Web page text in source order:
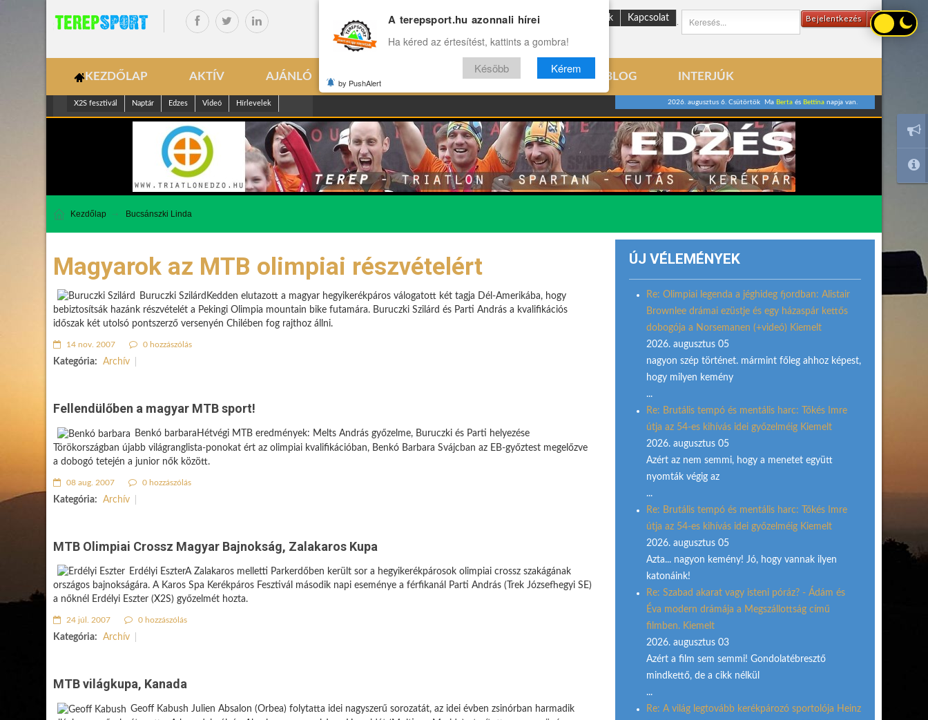
Bejelentkezés
ENG Reviews Archívum Rólunk Kapcsolat
KEZDŐLAP AKTÍV AJÁNLÓ ÉLETMÓD VILÁG BLOG INTERJÚK
X2S fesztivál Naptár Edzes Videó Hírlevelek 2026. augusztus 6. Csütörtök Ma Bertaés Bettinanapja van.
Kezdőlap Bucsánszki Linda
Magyarok az MTB olimpiai részvételért
Buruczki SzilárdKedden elutazott a magyar hegyikerékpáros válogatott két tagja Dél-Amerikába, hogy
bebiztosítsák hazánk részvételét a Pekingi Olimpia mountain bike futamára. Buruczki Szilárd és Parti András a kvalifikációs
időszak két utolsó pontszerző versenyén Chilében fog rajthoz állni.
14 nov. 2007 0 hozzászólás
Kategória: Archív
Fellendülőben a magyar MTB sport!
Benkó barbaraHétvégi MTB eredmények: Melts András győzelme, Buruczki és Parti helyezése
Törökországban újabb világranglista-ponokat ért az olimpiai kvalifikációban, Benkó Barbara Svájcban az EB-győztest megelőzve
a dobogó tetején a junior nők között.
08 aug. 2007 0 hozzászólás
Kategória: Archív
MTB Olimpiai Crossz Magyar Bajnokság, Zalakaros Kupa
Erdélyi EszterA Zalakaros melletti Parkerdőben került sor a hegyikerékpárosok olimpiai crossz szakágának
országos bajnokságára. A Karos Spa Kerékpáros Fesztivál második napi eseménye a férfikanál Parti András (Trek Józsefhegyi SE)
a nőknél Erdélyi Eszter (X2S) győzelmét hozta.
24 júl. 2007 0 hozzászólás
Kategória: Archív
MTB világkupa, Kanada
Geoff Kabush Julien Absalon (Orbea) folytatta idei nagyszerű sorozatát, az idei évben zsinórban harmadik
ÚJ VÉLEMÉNYEK
Re: Olimpiai legenda a jéghideg fjordban: Alistair
Brownlee drámai ezüstje és egy házaspár kettős
dobogója a Norsemanen (+videó) Kiemelt
2026. augusztus 05
nagyon szép történet. mármint főleg ahhoz képest,
hogy milyen kemény
...
Re: Brutális tempó és mentális harc: Tőkés Imre
útja az 54-es kihívás idei győzelméig Kiemelt
2026. augusztus 05
Azért az nem semmi, hogy a menetet együtt
nyomták végig az
...
Re: Brutális tempó és mentális harc: Tőkés Imre
útja az 54-es kihívás idei győzelméig Kiemelt
2026. augusztus 05
Azta... nagyon kemény! Jó, hogy vannak ilyen
katonáink!
Re: Szabad akarat vagy isteni póráz? - Ádám és
Éva modern drámája a Megszállottság című
filmben. Kiemelt
2026. augusztus 03
Azért a film sem semmi! Gondolatébresztő
mindkettő, de a cikk nélkül
...
Re: A világ legtovább kerékpározó sportolója Heinz
A terepsport.hu azonnali hírei
Ha kéred az értesítést, kattints a gombra!
Késöbb Kérem
by PushAlert